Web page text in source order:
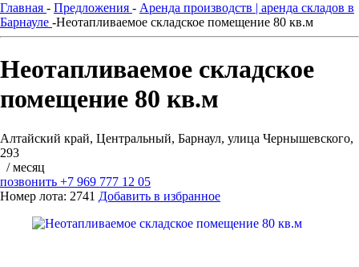
Главная - Предложения - Аренда производств | аренда складов в
Барнауле -Неотапливаемое складское помещение 80 кв.м
Неотапливаемое складское
помещение 80 кв.м
Алтайский край, Центральный, Барнаул, улица Чернышевского,
293
/ месяц
позвонить +7 969 777 12 05
Номер лота: 2741 Добавить в избранное